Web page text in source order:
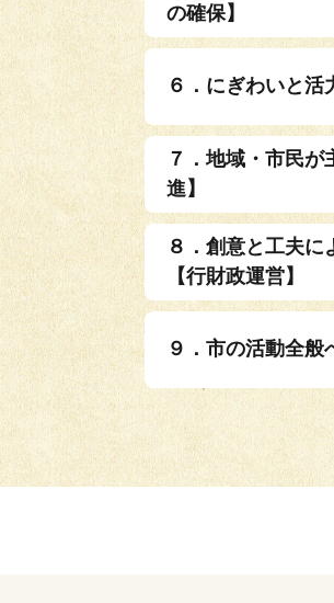
の確保】
６．にぎわいと活
７．地域・市民
進】
８．創意と工夫に
【行財政運営】
９．市の活動全般